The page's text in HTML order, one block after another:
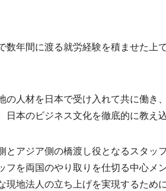
数年間に渡る就労経験を積ませた上
人材を日本で受け入れて共に働き
本のビジネス文化を徹底的に教え込
とアジア側の橋渡し役となるスタッ
フを両国のやり取りを仕切る中心メ
現地法人の立ち上げを実現するため